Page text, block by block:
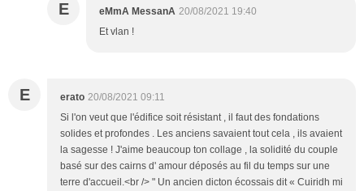
E eMmA MessanA 20/08/2021 19:40
Et vlan !
E erato 20/08/2021 09:11
Si l'on veut que l'édifice soit résistant , il faut des fondations
solides et profondes . Les anciens savaient tout cela , ils avaient
la sagesse ! J'aime beaucoup ton collage , la solidité du couple
basé sur des cairns d' amour déposés au fil du temps sur une
terre d'accueil.<br /> " Un ancien dicton écossais dit « Cuiridh mi